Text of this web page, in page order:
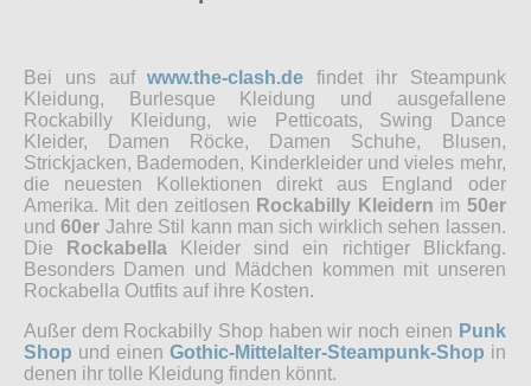
Bei uns aufwww.the-clash.de findet ihr Steampunk
Kleidung, Burlesque Kleidung und ausgefallene
Rockabilly Kleidung, wie Petticoats, Swing Dance
Kleider, Damen Röcke, Damen Schuhe, Blusen,
Strickjacken, Bademoden, Kinderkleider und vieles mehr,
die neuesten Kollektionen direkt aus England oder
Amerika. Mit den zeitlosen Rockabilly Kleidern im 50er
und60er Jahre Stil kann man sich wirklich sehen lassen.
Die
Rockabella Kleider sind ein richtiger Blickfang.
Besonders Damen und Mädchen kommen mit unseren
Rockabella Outfits auf ihre Kosten.
Außer dem Rockabilly Shop haben wir noch einen Punk
Shop und einen Gothic-Mittelalter-Steampunk-Shop in
denen ihr tolle Kleidung finden könnt.